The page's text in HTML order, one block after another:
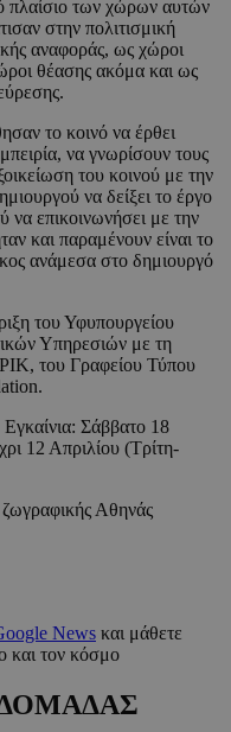
πλαίσιο των χώρων αυτών
στην πολιτισμική
αναφοράς, ως χώροι
θέασης ακόμα και ως
το κοινό να έρθει
να γνωρίσουν τους
του κοινού με την
να δείξει το έργο
να επικοινωνήσει με την
και παραμένουν είναι το
ανάμεσα στο δημιουργό
του Υφυπουργείου
Υπηρεσιών με τη
του Γραφείου Τύπου
Σάββατο 18
12 Απριλίου (Τρίτη-
Αθηνάς
News και μάθετε
και τον κόσμο